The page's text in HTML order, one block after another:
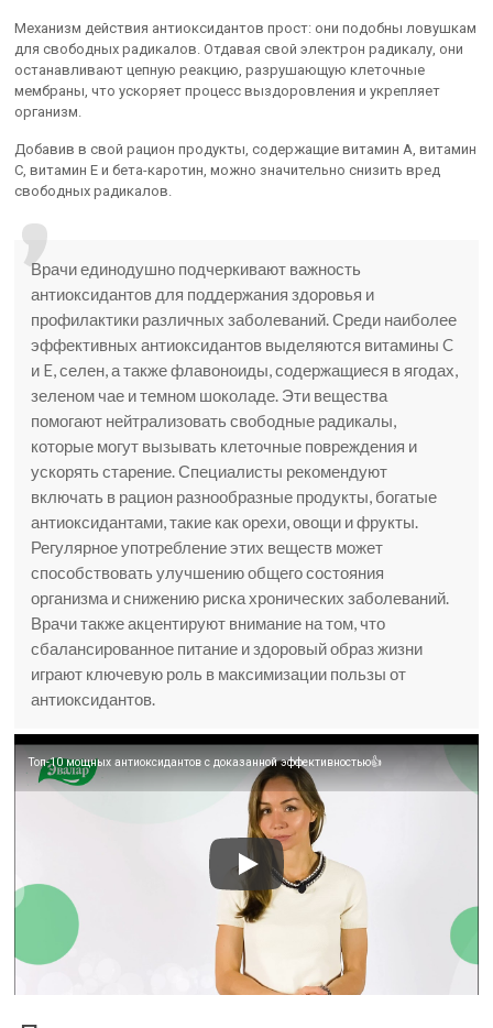
Механизм действия антиоксидантов прост: они подобны ловушкам
для свободных радикалов. Отдавая свой электрон радикалу, они
останавливают цепную реакцию, разрушающую клеточные
мембраны, что ускоряет процесс выздоровления и укрепляет
организм.
Добавив в свой рацион продукты, содержащие витамин А, витамин
С, витамин Е и бета-каротин, можно значительно снизить вред
свободных радикалов.
Врачи единодушно подчеркивают важность
антиоксидантов для поддержания здоровья и
профилактики различных заболеваний. Среди наиболее
эффективных антиоксидантов выделяются витамины C
и E, селен, а также флавоноиды, содержащиеся в ягодах,
зеленом чае и темном шоколаде. Эти вещества
помогают нейтрализовать свободные радикалы,
которые могут вызывать клеточные повреждения и
ускорять старение. Специалисты рекомендуют
включать в рацион разнообразные продукты, богатые
антиоксидантами, такие как орехи, овощи и фрукты.
Регулярное употребление этих веществ может
способствовать улучшению общего состояния
организма и снижению риска хронических заболеваний.
Врачи также акцентируют внимание на том, что
сбалансированное питание и здоровый образ жизни
играют ключевую роль в максимизации пользы от
антиоксидантов.
Топ-10 мощных антиоксидантов с доказанной эффективностью👍